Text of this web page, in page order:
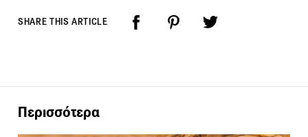
SHARE THIS ARTICLE
Περισσότερα